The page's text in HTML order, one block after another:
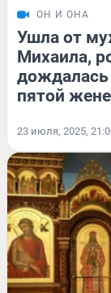
ОН И ОНА
Ушла от
Михаила,
пятой
23 июля, 2025,